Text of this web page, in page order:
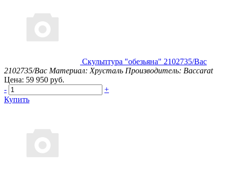
Скульптура "обезьяна" 2102735/Bac
2102735/Bac Материал: Хрусталь Производитель: Baccarat
Цена: 59 950 руб.
-
+
Купить